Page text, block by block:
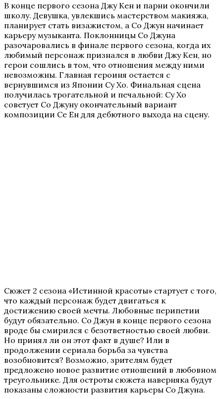
В конце первого сезона Джу Кен и парни окончили
школу. Девушка, увлекшись мастерством макияжа,
планирует стать визажистом, а Со Джун начинает
карьеру музыканта. Поклонницы Со Джуна
разочаровались в финале первого сезона, когда их
любимый персонаж признался в любви Джу Кен, но
герои сошлись в том, что отношения между ними
невозможны. Главная героиня остается с
вернувшимся из Японии Су Хо. Финальная сцена
получилась трогательной и печальной: Су Хо
советует Со Джуну окончательный вариант
композиции Се Ен для дебютного выхода на сцену.
Сюжет 2 сезона «Истинной красоты» стартует с того,
что каждый персонаж будет двигаться к
достижению своей мечты. Любовные перипетии
будут обязательно. Со Джун в конце первого сезона
вроде бы смирился с безответностью своей любви.
Но принял ли он этот факт в душе? Или в
продолжении сериала борьба за чувства
возобновится? Возможно, зрителям будет
предложено новое развитие отношений в любовном
треугольнике. Для остроты сюжета наверняка будут
показаны сложности развития карьеры Со Джуна.